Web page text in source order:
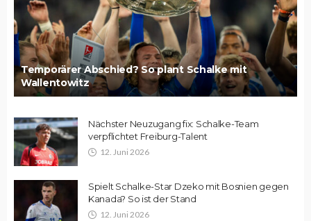
Temporärer Abschied? So plant Schalke mit
Wallentowitz
Nächster Neuzugang fix: Schalke-Team
verpflichtet Freiburg-Talent
12. Juni 2026
Spielt Schalke-Star Dzeko mit Bosnien gegen
Kanada? So ist der Stand
12. Juni 2026